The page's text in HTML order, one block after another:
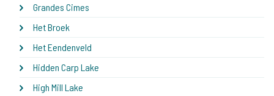
Grandes Cimes
Het Broek
Het Eendenveld
Hidden Carp Lake
High Mill Lake